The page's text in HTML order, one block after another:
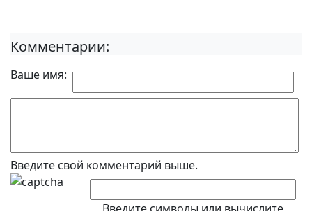
Комментарии:
Ваше имя:
Введите свой комментарий выше.